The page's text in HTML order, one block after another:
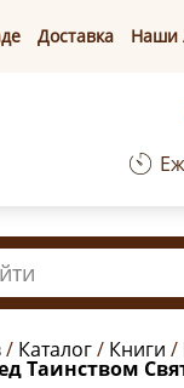
Доставка Наши
/ Каталог/ Книги /
Таинством